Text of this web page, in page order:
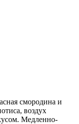
смородина и
воздух
Медленно-